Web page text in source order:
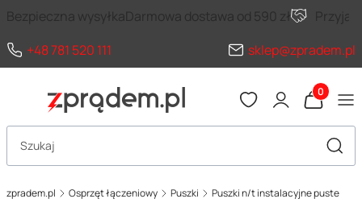
Bezpieczna wysyłkaDarmowa dostawa od 590 zł
+48 781 520 111
sklep@zpradem.pl
Produkty
Otwórz wyszukiwarkę
zpradem.pl Osprzęt łączeniowy Puszki Puszki n/t instalacyjne puste